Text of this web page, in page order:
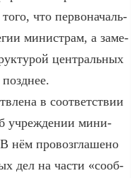
что пер­во­на­чаль­
ми­ни­ст­рам, а за­ме­
центральных
в со­от­вет­ст­вии
уч­ре­ж­де­нии ми­ни­
нём про­воз­гла­ше­но
дел на час­ти «со­об­